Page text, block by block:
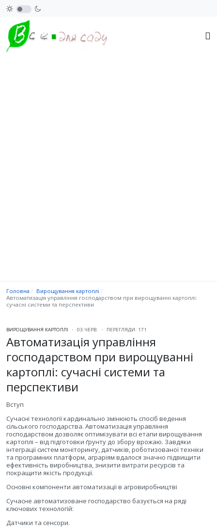
Головна
Вирощування картоплі
Автоматизація управління господарством при вирощуванні картоплі:
сучасні системи та перспективи
ВИРОЩУВАННЯ КАРТОПЛІ 03.ЧЕРВ. ПЕРЕГЛЯДИ: 171
Автоматизація управління
господарством при вирощуванні
картоплі: сучасні системи та
перспективи
Вступ
Сучасні технології кардинально змінюють спосіб ведення
сільського господарства. Автоматизація управління
господарством дозволяє оптимізувати всі етапи вирощування
картоплі – від підготовки ґрунту до збору врожаю. Завдяки
інтеграції систем моніторингу, датчиків, роботизованої техніки
та програмних платформ, аграріям вдалося значно підвищити
ефективність виробництва, знизити витрати ресурсів та
покращити якість продукції.
Основні компоненти автоматизації в агровиробництві
Сучасне автоматизоване господарство базується на ряді
ключових технологій:
Датчики та сенсори.